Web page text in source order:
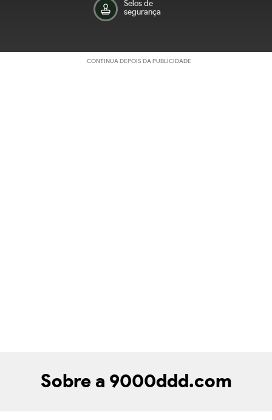
Selos de
segurança
CONTINUA DEPOIS DA PUBLICIDADE
Sobre a 9000ddd.com